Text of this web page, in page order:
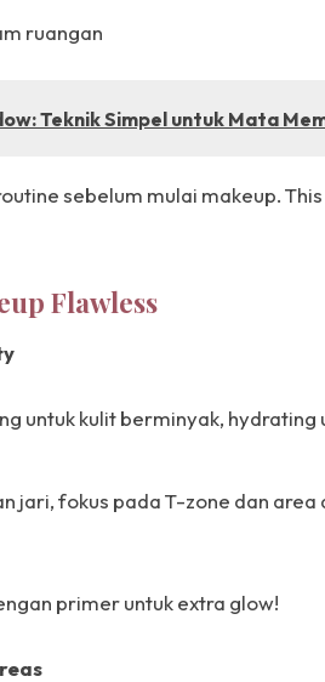
ruangan
Teknik Simpel untuk Mata
sebelum mulai makeup.
Flawless
untuk kulit berminyak, hydrating
jari, fokus pada T-zone dan area
primer untuk extra glow!